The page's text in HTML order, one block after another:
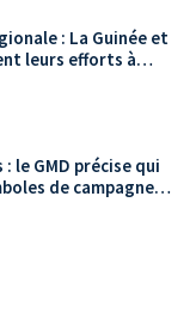
: La Guinée et
leurs efforts à
RéZo
le GMD précise qui
de campagne
mai